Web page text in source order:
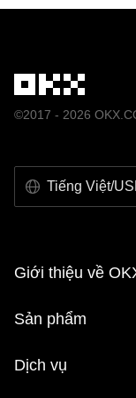
phẩm phái sinh
©2017 - 2026
Tiếng Việt/
Giới thiệu về
Sản phẩm
Dịch vụ